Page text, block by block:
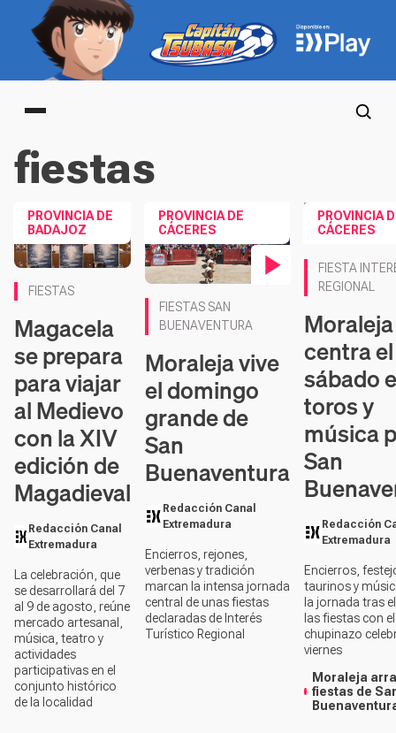
Main menu
fiestas
PROVINCIA DE
BADAJOZ
FIESTAS
Magacela
se prepara
para viajar
al Medievo
con la XIV
edición de
Magadieval
Redacción Canal
Extremadura
La celebración, que
se desarrollará del 7
al 9 de agosto, reúne
mercado artesanal,
música, teatro y
actividades
participativas en el
conjunto histórico
de la localidad
PROVINCIA DE
CÁCERES
FIESTAS SAN
BUENAVENTURA
Moraleja vive
el domingo
grande de
San
Buenaventura
Redacción Canal
Extremadura
Encierros, rejones,
verbenas y tradición
marcan la intensa jornada
central de unas fiestas
declaradas de Interés
Turístico Regional
PROVINCIA
CÁCERES
FIESTA
REGIONAL
Moraleja
centra el
sábado
toros y
música
San
Redacción
Extremadura
Encierros,
taurinos y
la jornada tras
las fiestas con el
chupinazo
viernes
Moraleja
fiestas de